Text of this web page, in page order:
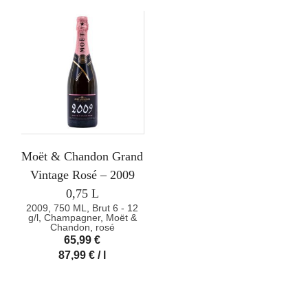
Moët & Chandon Grand
Vintage Rosé – 2009
0,75 L
2009, 750 ML, Brut 6 - 12
g/l, Champagner, Moët &
Chandon, rosé
65,99 €
87,99 € /